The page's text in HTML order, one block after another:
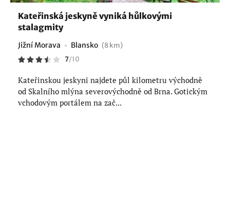
Kateřinská jeskyně vyniká hůlkovými
stalagmity
Jižní Morava Blansko (8 km)
7/10
Kateřinskou jeskyni najdete půl kilometru východně
od Skalního mlýna severovýchodně od Brna. Gotickým
vchodovým portálem na zač...